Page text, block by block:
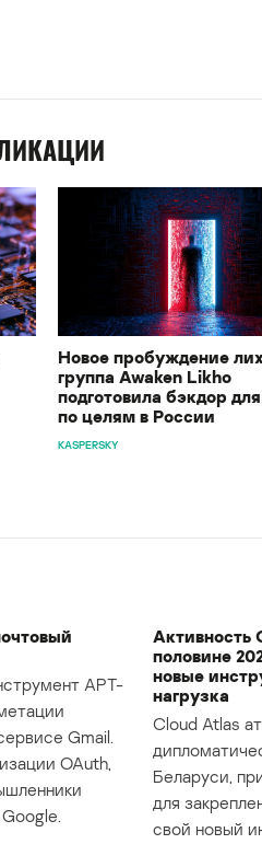
Новое пробуждение
группа Awaken Likho
подготовила бэкдор
по целям в России
KASPERSKY
APT-
Gmail.
OAuth,
Активность
половине
новые
нагрузка
Cloud Atlas
Беларуси,
для
свой новый